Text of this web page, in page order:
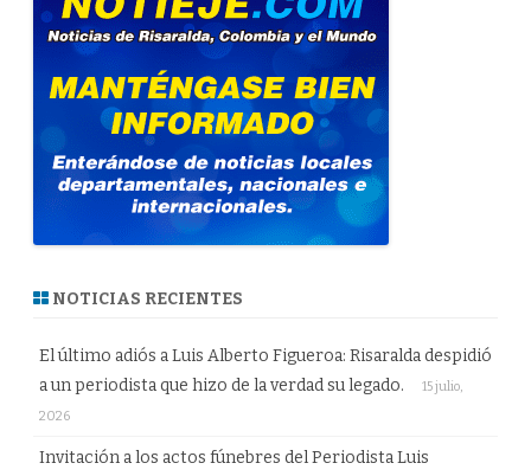
NOTICIAS RECIENTES
El último adiós a Luis Alberto Figueroa: Risaralda despidió
a un periodista que hizo de la verdad su legado.
15 julio,
2026
Invitación a los actos fúnebres del Periodista Luis